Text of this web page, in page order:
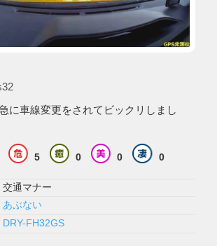
に車線変更をされてビックリしまし
5 0 0 0
交通マナー
あぶない
DRY-FH32GS